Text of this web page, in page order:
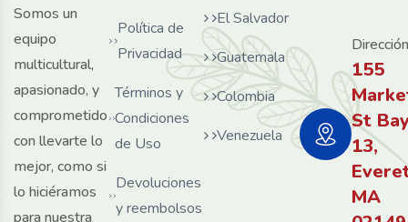
Somos un
equipo
multicultural,
apasionado, y
comprometido
con llevarte lo
mejor, como si
lo hiciéramos
para nuestra
Política de
Privacidad
Términos y
Condiciones
de Uso
Devoluciones
y reembolsos
El Salvador
Guatemala
Colombia
Venezuela
155
St
13,
MA